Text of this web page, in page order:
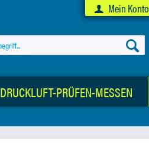
Mein Konto
DRUCKLUFT-PRÜFEN-MESSEN